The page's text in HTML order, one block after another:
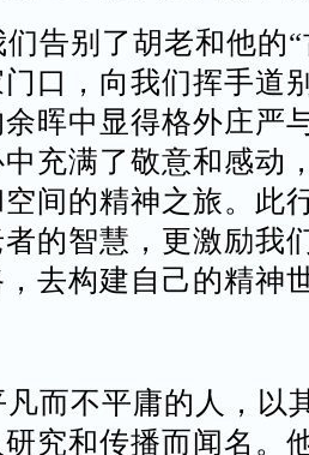
告别了胡老和他的“
口，向我们挥手道
晖中显得格外庄严
充满了敬意和感动
间的精神之旅。此
的智慧，更激励我
去构建自己的精神
而不平庸的人，以
究和传播而闻名。